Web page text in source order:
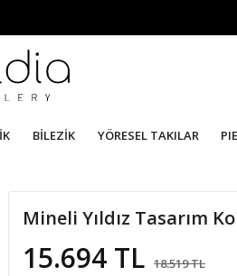
BİLEZİK YÖRESEL TAKILAR
Mineli Yıldız Tasarım
15.694 TL 18.519 TL